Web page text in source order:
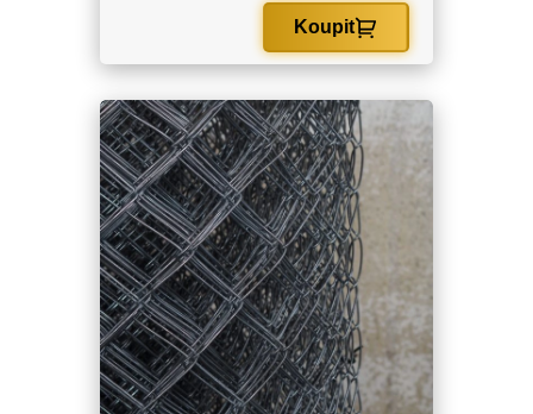
Koupit